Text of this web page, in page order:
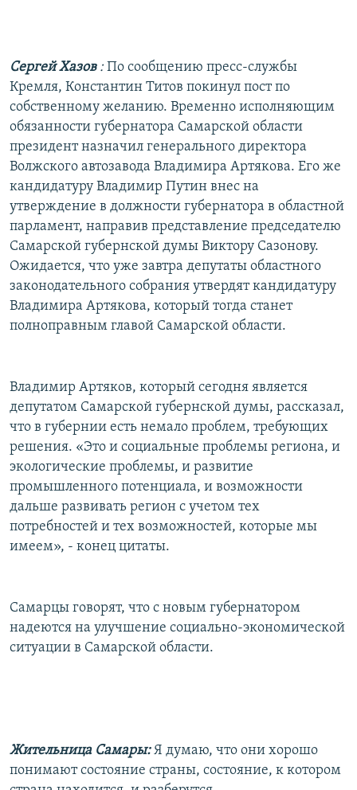
Сергей Хазов :По сообщению пресс-службы
Кремля, Константин Титов покинул пост по
собственному желанию. Временно исполняющим
обязанности губернатора Самарской области
президент назначил генерального директора
Волжского автозавода Владимира Артякова. Его же
кандидатуру Владимир Путин внес на
утверждение в должности губернатора в областной
парламент, направив представление председателю
Самарской губернской думы Виктору Сазонову.
Ожидается, что уже завтра депутаты областного
законодательного собрания утвердят кандидатуру
Владимира Артякова, который тогда станет
полноправным главой Самарской области.
Владимир Артяков, который сегодня является
депутатом Самарской губернской думы, рассказал,
что в губернии есть немало проблем, требующих
решения. «Это и социальные проблемы региона, и
экологические проблемы, и развитие
промышленного потенциала, и возможности
дальше развивать регион с учетом тех
потребностей и тех возможностей, которые мы
имеем», - конец цитаты.
Самарцы говорят, что с новым губернатором
надеются на улучшение социально-экономической
ситуации в Самарской области.
Жительница Самары:Я думаю, что они хорошо
понимают состояние страны, состояние, к котором